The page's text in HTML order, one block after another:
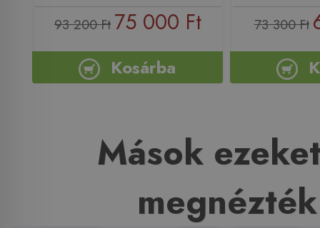
93 200 Ft 75 000 Ft
Kosárba
73 300 Ft
Mások
megnézték